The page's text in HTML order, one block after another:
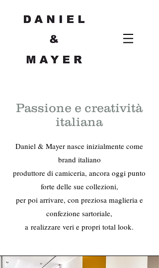
Passione e creatività
italiana
Daniel & Mayer nasce inizialmente come
brand italiano
produttore di camiceria, ancora oggi punto
forte delle sue collezioni,
per poi arrivare, con preziosa maglieria e
confezione sartoriale,
a realizzare veri e propri total look.